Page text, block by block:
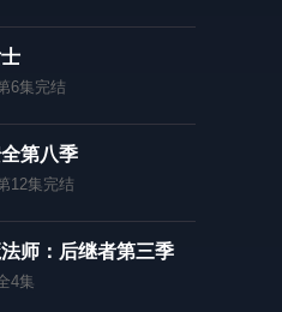
6集完结
第八季
12集完结
师：后继者第三季
4集